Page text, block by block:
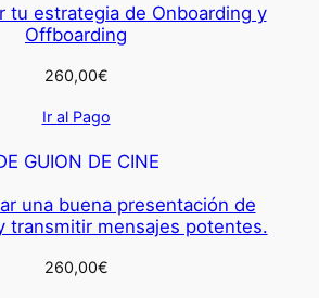
tu estrategia de Onboarding y
Offboarding
260,00€
Ir al Pago
una buena presentación de
transmitir mensajes potentes.
260,00€